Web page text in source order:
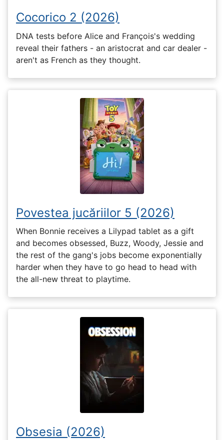
Cocorico 2 (2026)
DNA tests before Alice and François's wedding
reveal their fathers - an aristocrat and car dealer -
aren't as French as they thought.
Povestea jucăriilor 5 (2026)
When Bonnie receives a Lilypad tablet as a gift
and becomes obsessed, Buzz, Woody, Jessie and
the rest of the gang's jobs become exponentially
harder when they have to go head to head with
the all-new threat to playtime.
Obsesia (2026)